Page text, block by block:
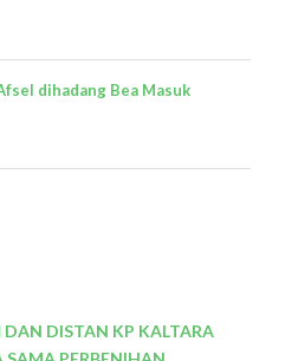
dihadang Bea Masuk
DISTAN KP KALTARA